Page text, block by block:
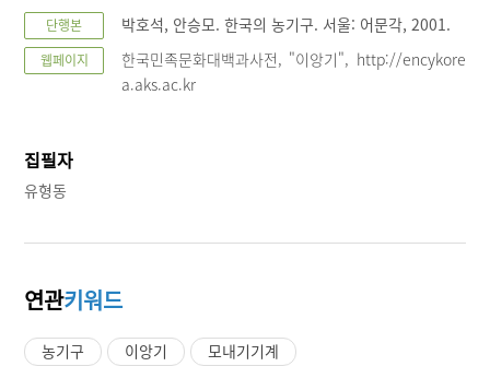
단행본 박호석, 안승모. 한국의 농기구. 서울: 어문각, 2001.
웹페이지
한국민족문화대백과사전, "이앙기", http://encykore
a.aks.ac.kr
집필자
유형동
연관키워드
농기구 이앙기 모내기기계